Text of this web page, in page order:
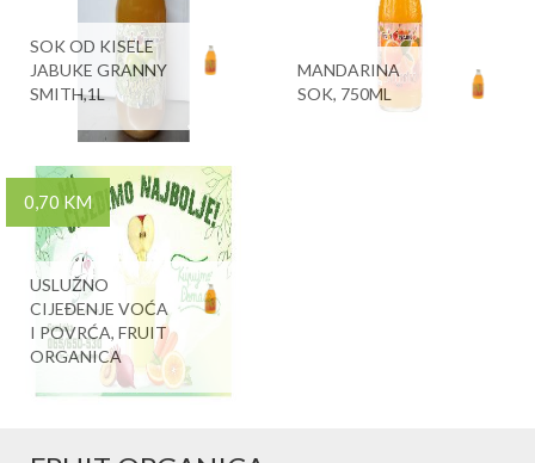
SOK OD KISELE
JABUKE GRANNY
SMITH,1L
MANDARINA
SOK, 750ML
0,70 KM
USLUŽNO
CIJEĐENJE VOĆA
I POVRĆA, FRUIT
ORGANICA